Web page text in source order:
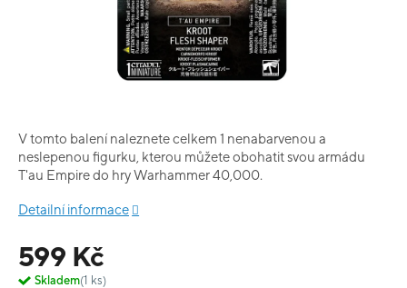
599 Kč
Skladem(1 ks)
V tomto balení naleznete celkem 1 nenabarvenou a
neslepenou figurku, kterou můžete obohatit svou armádu
T'au Empire do hry Warhammer 40,000.
Detailní informace